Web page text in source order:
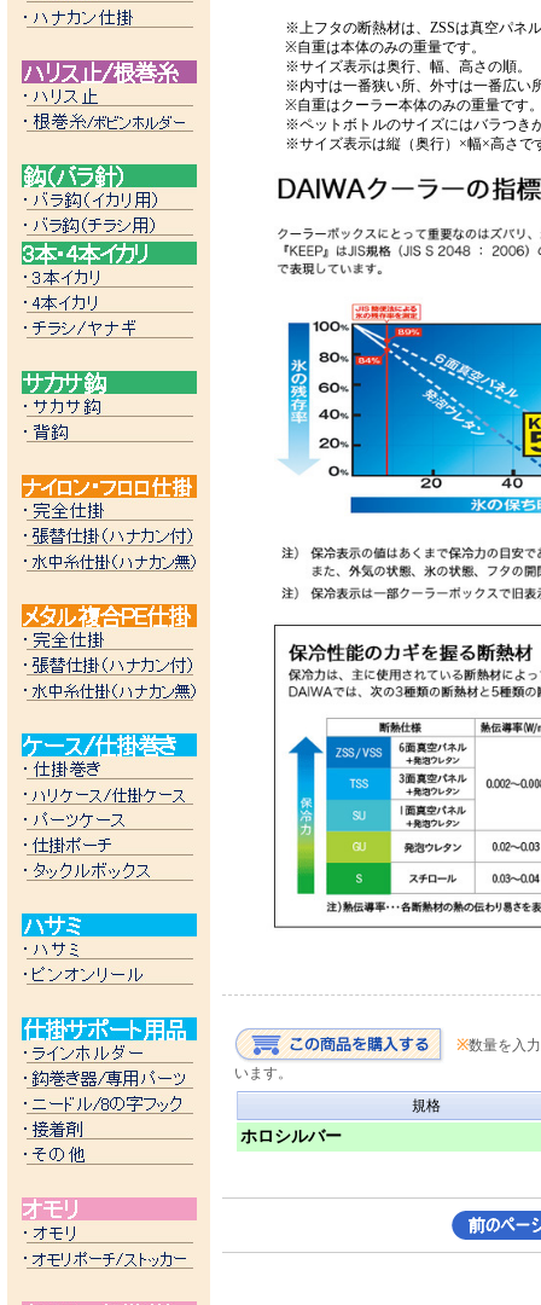
※上フタの断熱材は、ZSSは真空パネ
※自重は本体のみの重量です。
※サイズ表示は奥行、幅、高さの順。
※内寸は一番狭い所、外寸は一番広い
※自重はクーラー本体のみの重量です
※ペットボトルのサイズにはバラつき
※サイズ表示は縦（奥行）×幅×高さで
※数量を入
います。
規格
ホロシルバー